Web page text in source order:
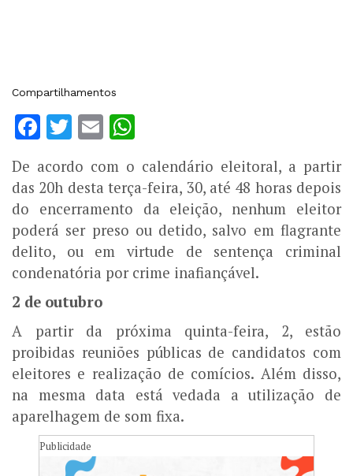
Compartilhamentos
Facebook
Twitter
Email
De acordo com o calendário eleitoral, a partir
das 20h desta terça-feira, 30, até 48 horas depois
do encerramento da eleição, nenhum eleitor
poderá ser preso ou detido, salvo em flagrante
delito, ou em virtude de sentença criminal
condenatória por crime inafiançável.
2 de outubro
A partir da próxima quinta-feira, 2, estão
proibidas reuniões públicas de candidatos com
eleitores e realização de comícios. Além disso,
na mesma data está vedada a utilização de
aparelhagem de som fixa.
Publicidade